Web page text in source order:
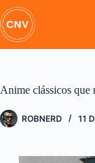
Pular
para
o
conteúdo
Anime clássicos que
ROBNERD 11